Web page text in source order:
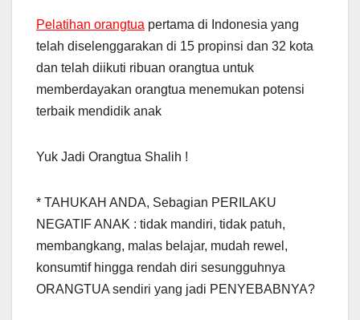
Pelatihan orangtua pertama di Indonesia yang
telah diselenggarakan di 15 propinsi dan 32 kota
dan telah diikuti ribuan orangtua untuk
memberdayakan orangtua menemukan potensi
terbaik mendidik anak
Yuk Jadi Orangtua Shalih !
* TAHUKAH ANDA, Sebagian PERILAKU
NEGATIF ANAK : tidak mandiri, tidak patuh,
membangkang, malas belajar, mudah rewel,
konsumtif hingga rendah diri sesungguhnya
ORANGTUA sendiri yang jadi PENYEBABNYA?